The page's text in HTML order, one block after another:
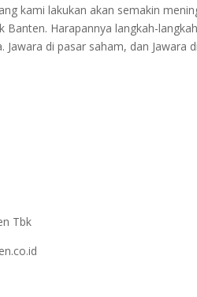
kami lakukan akan semakin
Harapannya langkah-
di pasar saham, dan Jawara
Tbk